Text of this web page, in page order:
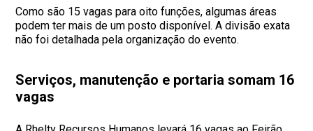
Como são 15 vagas para oito funções, algumas áreas
podem ter mais de um posto disponível. A divisão exata
não foi detalhada pela organização do evento.
Serviços, manutenção e portaria somam 16
vagas